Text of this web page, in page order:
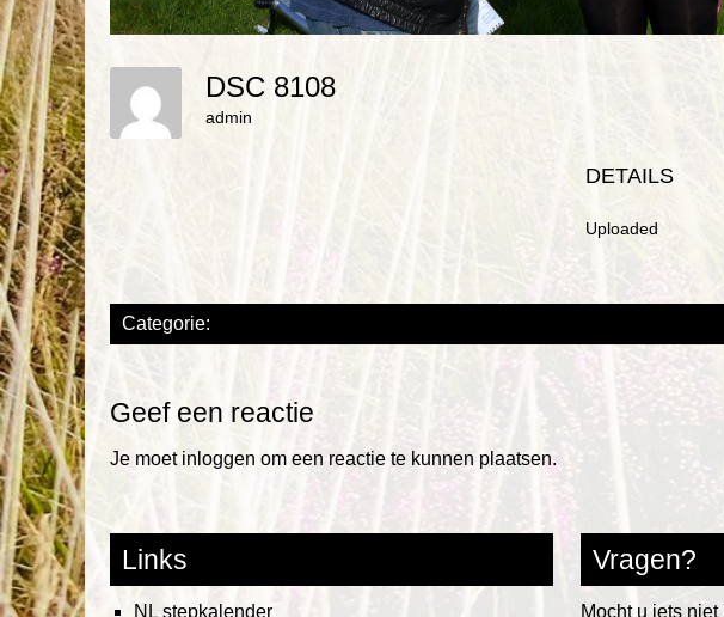
DSC 8108
admin
DETAILS
Uploaded
Categorie:
Geef een reactie
Je moet inloggen om een reactie te kunnen plaatsen.
Links
NL stepkalender
Vragen?
Mocht u iets